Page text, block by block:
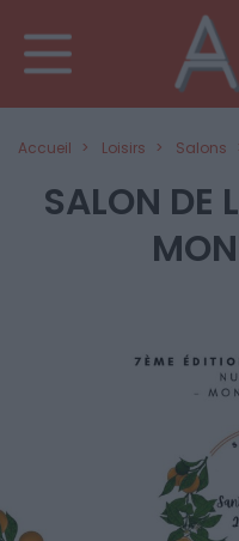
Accueil Loisirs Salons
SALON DE